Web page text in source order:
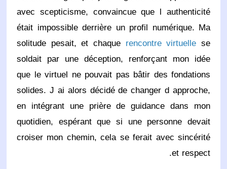
avec scepticisme, convaincue que l authenticité
était impossible derrière un profil numérique. Ma
solitude pesait, et chaque rencontre virtuelle se
soldait par une déception, renforçant mon idée
que le virtuel ne pouvait pas bâtir des fondations
solides. J ai alors décidé de changer d approche,
en intégrant une prière de guidance dans mon
quotidien, espérant que si une personne devait
croiser mon chemin, cela se ferait avec sincérité
et respect.